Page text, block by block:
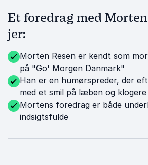
Et foredrag med
jer:
Morten Resen er kendt som
på "Go' Morgen Danmark"
Han er en humørspreder, der
med et smil på læben og
Mortens foredrag er både
indsigtsfulde